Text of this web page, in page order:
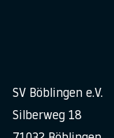
SV Böblingen e.V.
Silberweg 18